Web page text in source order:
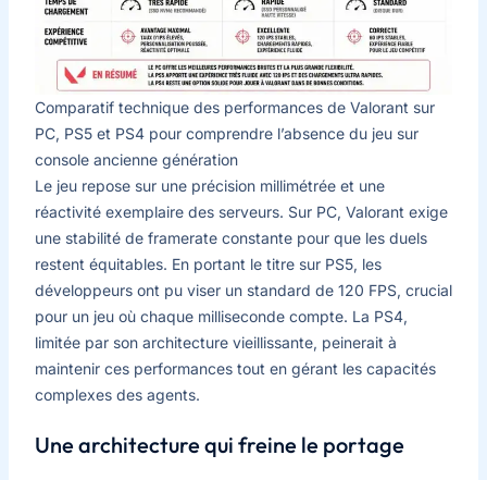
Comparatif technique des performances de Valorant sur
PC, PS5 et PS4 pour comprendre l’absence du jeu sur
console ancienne génération
Le jeu repose sur une précision millimétrée et une
réactivité exemplaire des serveurs. Sur PC, Valorant exige
une stabilité de framerate constante pour que les duels
restent équitables. En portant le titre sur PS5, les
développeurs ont pu viser un standard de 120 FPS, crucial
pour un jeu où chaque milliseconde compte. La PS4,
limitée par son architecture vieillissante, peinerait à
maintenir ces performances tout en gérant les capacités
complexes des agents.
Une architecture qui freine le portage